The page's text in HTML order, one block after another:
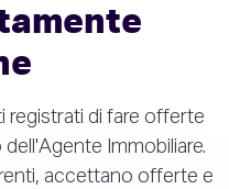
registrati di fare offerte
Immobiliare.
accettano offerte e